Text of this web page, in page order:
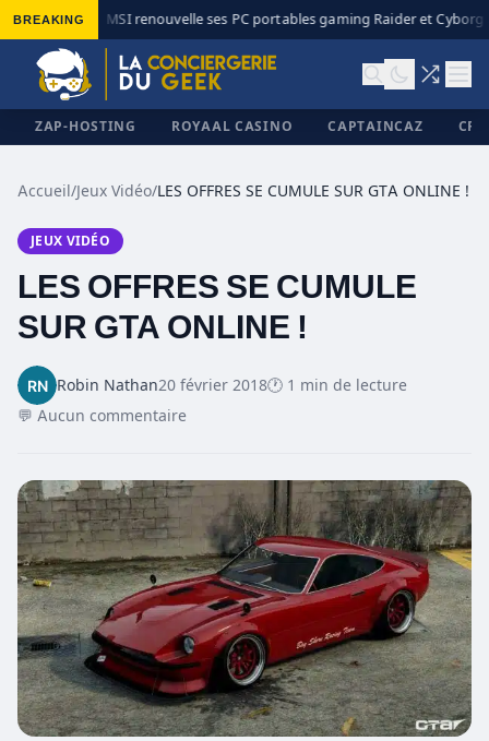
BREAKING◆ MSI renouvelle ses PC portables gaming Raider et Cyborg
ZAP-HOSTING ROYAAL CASINO CAPTAINCAZ
Accueil/Jeux Vidéo/LES OFFRES SE CUMULE SUR GTA ONLINE !
JEUX VIDÉO
LES OFFRES SE CUMULE
SUR GTA ONLINE !
Robin Nathan20 février 2018🕐 1 min de lecture
💬 Aucun commentaire